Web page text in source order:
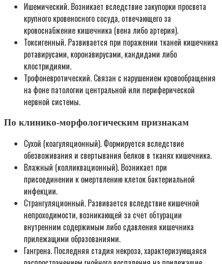
Ишемический. Возникает вследствие закупорки просвета
крупного кровеносного сосуда, отвечающего за
кровоснабжение кишечника (вена либо артерия).
Токсигенный. Развивается при поражении тканей кишечника
ротавирусами, коронавирусами, кандидами либо
клостридиями.
Трофоневротический. Связан с нарушением кровообращения
на фоне патологии центральной или периферической
нервной системы.
По клинико-морфологическим признакам
Сухой (коагуляционный). Формируется вследствие
обезвоживания и свертывания белков в тканях кишечника.
Влажный (колликвационный). Возникает при
присоединении к омертвлению клеток бактериальной
инфекции.
Странгуляционный. Развивается вследствие кишечной
непроходимости, возникающей за счет обтурации
внутренним содержимым либо сдавления кишечника
прилежащими образованиями.
Гангрена. Последняя стадия некроза, характеризующаяся